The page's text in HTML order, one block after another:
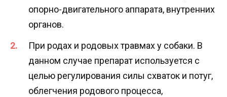
опорно-двигательного аппарата, внутренних
органов.
При родах и родовых травмах у собаки. В
данном случае препарат используется с
целью регулирования силы схваток и потуг,
облегчения родового процесса,